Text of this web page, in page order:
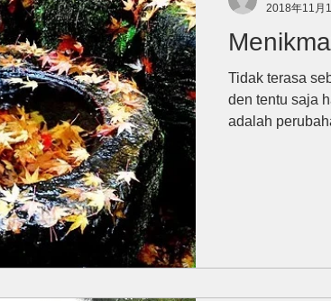
Tidak terasa
den tentu saja
adalah
2018年11月